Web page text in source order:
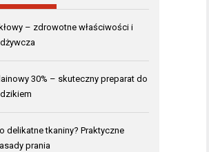
– zdrowotne właściwości i
30% – skuteczny preparat do
delikatne tkaniny? Praktyczne
prania